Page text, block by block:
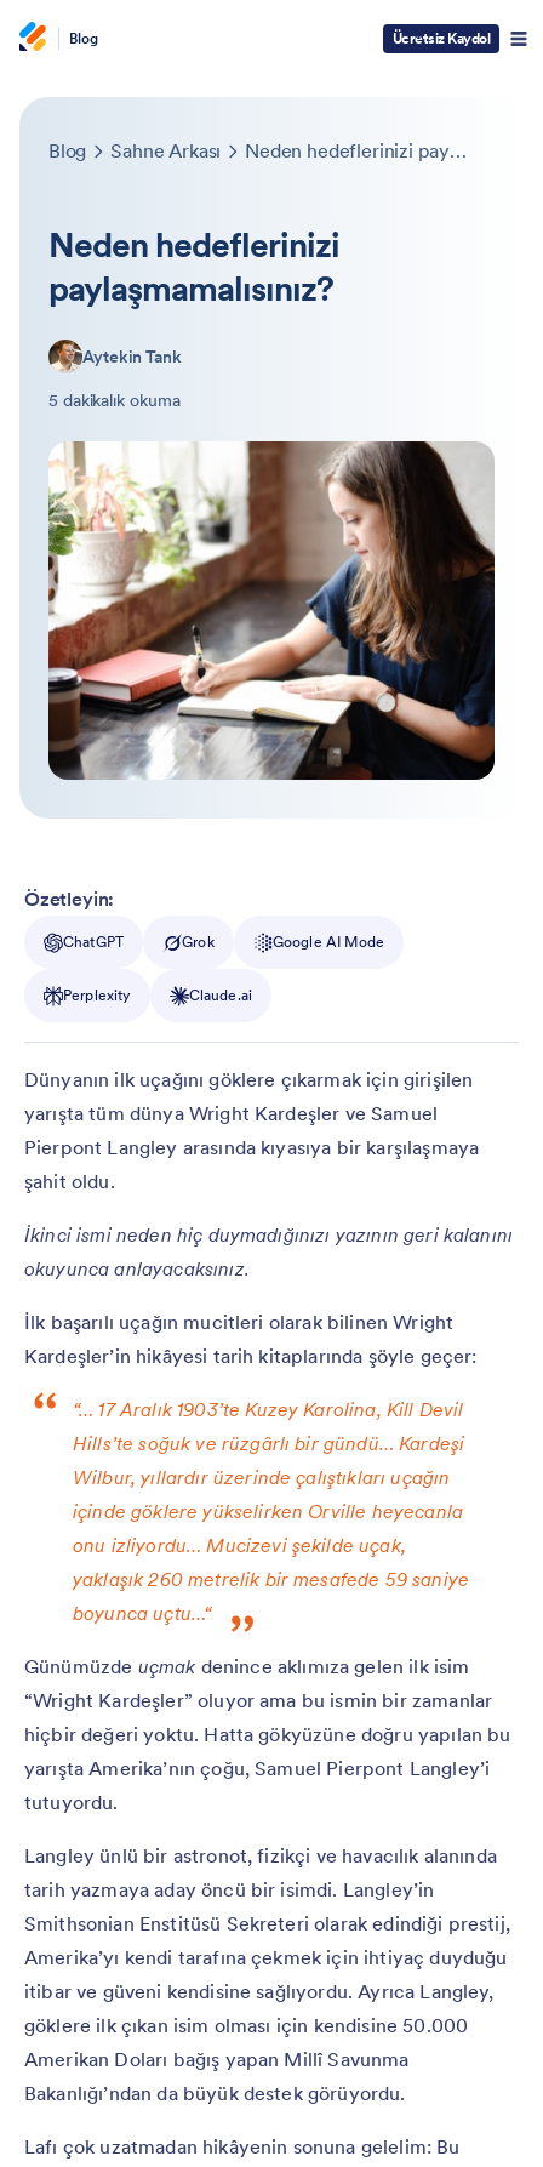
Blog Ücretsiz Kaydol
Blog Sahne Arkası Neden hedeflerinizi paylaşmamalısınız?
Neden hedeflerinizi
paylaşmamalısınız?
Aytekin Tank
5 dakikalık okuma
Özetleyin:
ChatGPT Grok Google AI Mode
Perplexity Claude.ai
Dünyanın ilk uçağını göklere çıkarmak için girişilen
yarışta tüm dünya Wright Kardeşler ve Samuel
Pierpont Langley arasında kıyasıya bir karşılaşmaya
şahit oldu.
İkinci ismi neden hiç duymadığınızı yazının geri kalanını
okuyunca anlayacaksınız.
İlk başarılı uçağın mucitleri olarak bilinen Wright
Kardeşler’in hikâyesi tarih kitaplarında şöyle geçer:
“… 17 Aralık 1903’te Kuzey Karolina, Kill Devil
Hills’te soğuk ve rüzgârlı bir gündü… Kardeşi
Wilbur, yıllardır üzerinde çalıştıkları uçağın
içinde göklere yükselirken Orville heyecanla
onu izliyordu… Mucizevi şekilde uçak,
yaklaşık 260 metrelik bir mesafede 59 saniye
boyunca uçtu…“
Günümüzde uçmak denince aklımıza gelen ilk isim
“Wright Kardeşler” oluyor ama bu ismin bir zamanlar
hiçbir değeri yoktu. Hatta gökyüzüne doğru yapılan bu
yarışta Amerika’nın çoğu, Samuel Pierpont Langley’i
tutuyordu.
Langley ünlü bir astronot, fizikçi ve havacılık alanında
tarih yazmaya aday öncü bir isimdi. Langley’in
Smithsonian Enstitüsü Sekreteri olarak edindiği prestij,
Amerika’yı kendi tarafına çekmek için ihtiyaç duyduğu
itibar ve güveni kendisine sağlıyordu. Ayrıca Langley,
göklere ilk çıkan isim olması için kendisine 50.000
Amerikan Doları bağış yapan Millî Savunma
Bakanlığı’ndan da büyük destek görüyordu.
Lafı çok uzatmadan hikâyenin sonuna gelelim: Bu